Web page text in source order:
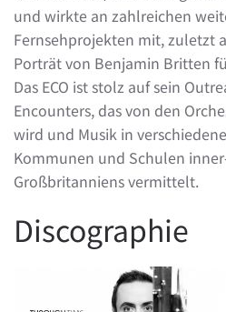
und wirkte an zahlreichen
Fernsehprojekten mit, zuletzt
Porträt von Benjamin Britten
Das ECO ist stolz auf sein
Encounters, das von den
wird und Musik in
Kommunen und Schulen
Großbritanniens vermittelt.
Discographie